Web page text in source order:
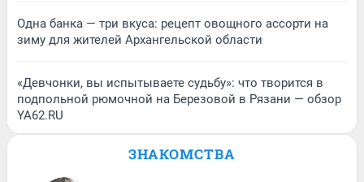
Одна банка — три вкуса: рецепт овощного ассорти на
зиму для жителей Архангельской области
«Девчонки, вы испытываете судьбу»: что творится в
подпольной рюмочной на Березовой в Рязани — обзор
YA62.RU
ЗНАКОМСТВА